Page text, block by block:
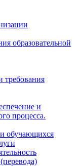
образовательной
требования
и
процесса.
обучающихся